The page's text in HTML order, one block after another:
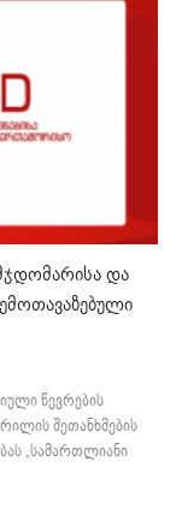
და
წევრების
შეთანხმების
„სამართლიანი